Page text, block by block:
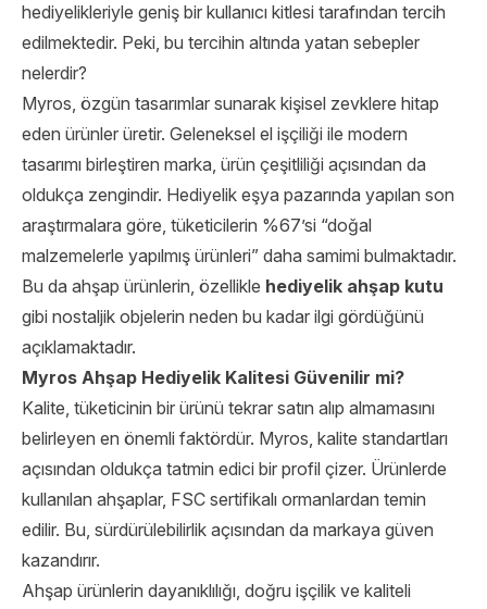
hediyelikleriyle geniş bir kullanıcı kitlesi tarafından tercih
edilmektedir. Peki, bu tercihin altında yatan sebepler
nelerdir?
Myros, özgün tasarımlar sunarak kişisel zevklere hitap
eden ürünler üretir. Geleneksel el işçiliği ile modern
tasarımı birleştiren marka, ürün çeşitliliği açısından da
oldukça zengindir. Hediyelik eşya pazarında yapılan son
araştırmalara göre, tüketicilerin %67’si “doğal
malzemelerle yapılmış ürünleri” daha samimi bulmaktadır.
Bu da ahşap ürünlerin, özellikle hediyelik ahşap kutu
gibi nostaljik objelerin neden bu kadar ilgi gördüğünü
açıklamaktadır.
Myros Ahşap Hediyelik Kalitesi Güvenilir mi?
Kalite, tüketicinin bir ürünü tekrar satın alıp almamasını
belirleyen en önemli faktördür. Myros, kalite standartları
açısından oldukça tatmin edici bir profil çizer. Ürünlerde
kullanılan ahşaplar, FSC sertifikalı ormanlardan temin
edilir. Bu, sürdürülebilirlik açısından da markaya güven
kazandırır.
Ahşap ürünlerin dayanıklılığı, doğru işçilik ve kaliteli